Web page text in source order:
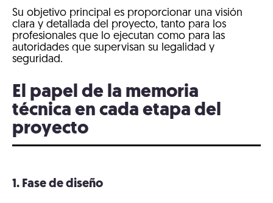
Su objetivo principal es proporcionar una visión
clara y detallada del proyecto, tanto para los
profesionales que lo ejecutan como para las
autoridades que supervisan su legalidad y
seguridad.
El papel de la memoria
técnica en cada etapa del
proyecto
1. Fase de diseño